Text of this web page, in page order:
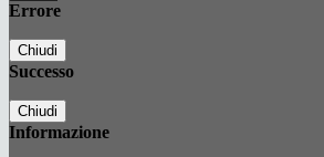
Errore
Chiudi
Successo
Chiudi
Informazione